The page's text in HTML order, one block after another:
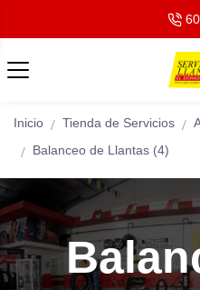
Inicio Tienda de Servicios
Balanceo de Llantas (4)